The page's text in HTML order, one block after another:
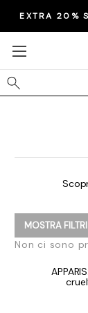
EXTRA 20%
Cerca
MOSTRA FILTRI
Non ci sono